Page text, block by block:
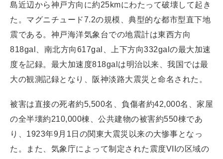
島近辺から神戸方向に約25kmにわたって破壊して起き
た。マグニチュード7.2の規模、典型的な都市型直下地
震である。神戸海洋気象台での地震計は東西方向
818gal、南北方向617gal、上下方向332galの最大加速
度を記録。最大加速度818galは明治以来、我国では最
大の観測記録となり、阪神淡路大震災と命名された。
被害は直接の死者約5,500名、負傷者約42,000名、家屋
の全半壊約210,000棟、公共建物の被害約550棟であ
り、1923年9月1日の関東大震災以来の大惨事となっ
た。また、気象庁によって制定された震度VIIの区域の